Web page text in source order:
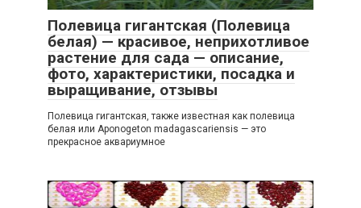
Полевица гигантская (Полевица
белая) — красивое, неприхотливое
растение для сада — описание,
фото, характеристики, посадка и
выращивание, отзывы
Полевица гигантская, также известная как полевица
белая или Aponogeton madagascariensis — это
прекрасное аквариумное